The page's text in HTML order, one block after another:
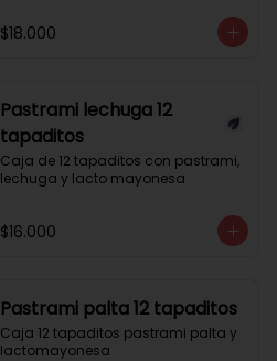
$18.000
Pastrami lechuga 12
tapaditos
Caja de 12 tapaditos con pastrami,
lechuga y lacto mayonesa
$16.000
Pastrami palta 12 tapaditos
Caja 12 tapaditos pastrami palta y
lactomayonesa